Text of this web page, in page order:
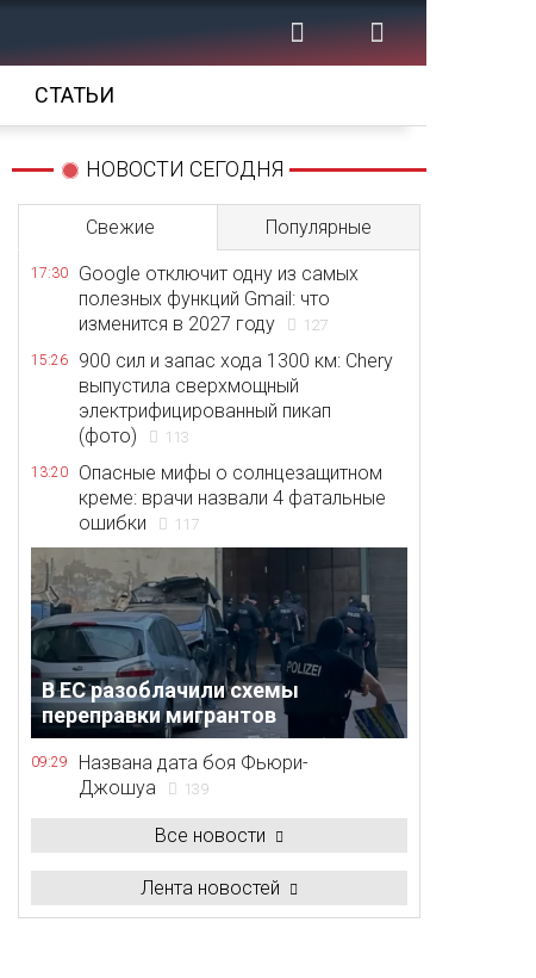
СТАТЬИ
НОВОСТИ СЕГОДНЯ
Свежие Популярные
17:30
Google отключит одну из самых
полезных функций Gmail: что
изменится в 2027 году
127
15:26
900 сил и запас хода 1300 км: Chery
выпустила сверхмощный
электрифицированный пикап
(фото)
113
13:20
Опасные мифы о солнцезащитном
креме: врачи назвали 4 фатальные
ошибки
117
В ЕС разоблачили схемы
переправки мигрантов
09:29
Названа дата боя Фьюри-
Джошуа
139
Все новости
Лента новостей